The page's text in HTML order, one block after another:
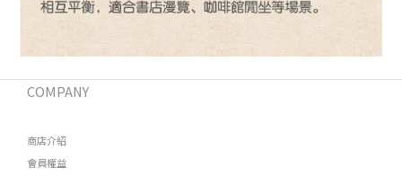
COMPANY
商店介紹
會員權益